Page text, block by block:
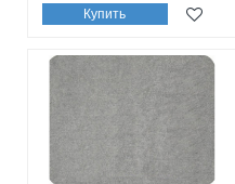
Купить